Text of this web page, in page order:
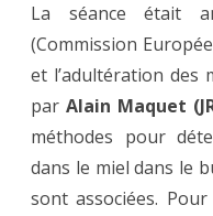
La séance était
(Commission
et l’adultération des
par Alain Maquet
méthodes pour
dans le miel dans le
sont associées.